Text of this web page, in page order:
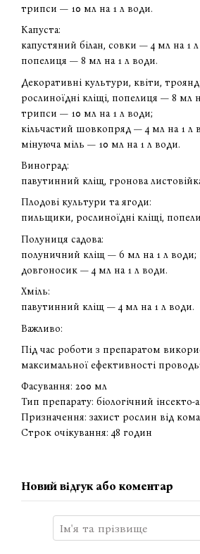
трипси — 10 мл на 1 л води.
Капуста:
капустяний білан, совки — 4 мл на 1
попелиця — 8 мл на 1 л води.
Декоративні культури, квіти,
рослиноїдні кліщі, попелиця — 8 мл
трипси — 10 мл на 1 л води;
кільчастий шовкопряд — 4 мл на 1 л
мінуюча міль — 10 мл на 1 л води.
Виноград:
павутинний кліщ, гронова
Плодові культури та ягоди:
пильщики, рослиноїдні кліщі,
Полуниця садова:
полуничний кліщ — 6 мл на 1 л води;
довгоносик — 4 мл на 1 л води.
Хміль:
павутинний кліщ — 4 мл на 1 л води.
Важливо:
Під час роботи з препаратом
максимальної ефективності
Фасування: 200 мл
Тип препарату: біологічний інсекто-
Призначення: захист рослин від
Строк очікування: 48 годин
Новий відгук або коментар